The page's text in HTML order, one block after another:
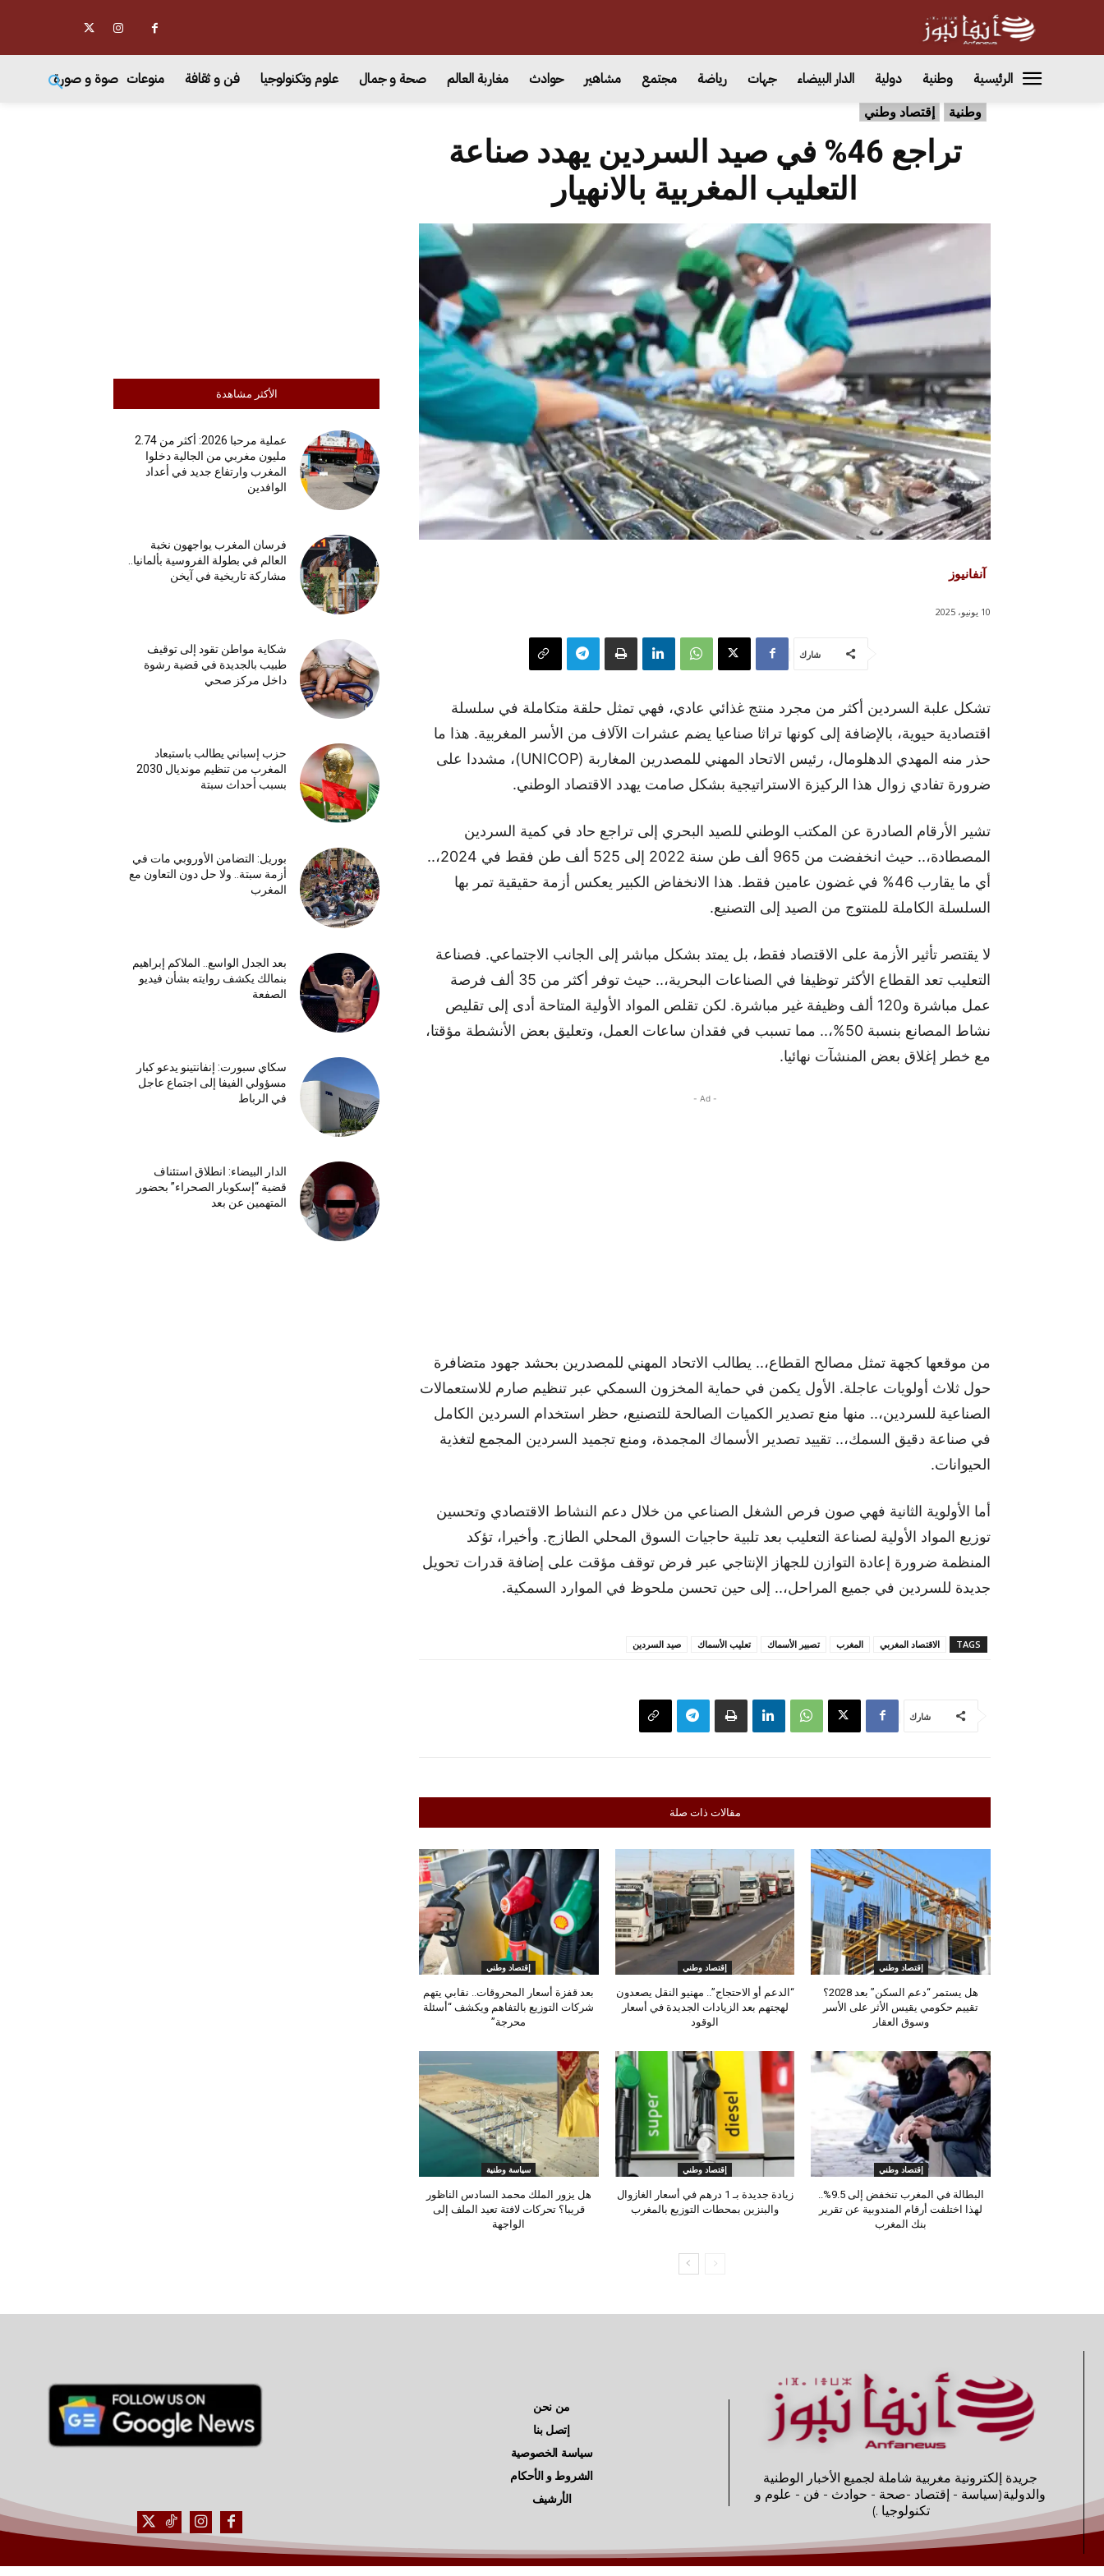
الرئيسية وطنية دولية الدار البيضاء جهات رياضة مجتمع مشاهير حوادث مغاربة العالم صحة و جمال علوم وتكنولوجيا فن و ثقافة منوعات صوة و صورة
وطنية إقتصاد وطني
الأكثر مشاهدة
عملية مرحبا 2026: أكثر من 2.74
مليون مغربي من الجالية دخلوا
المغرب وارتفاع جديد في أعداد
الوافدين
فرسان المغرب يواجهون نخبة
العالم في بطولة الفروسية بألمانيا..
مشاركة تاريخية في آيخن
شكاية مواطن تقود إلى توقيف
طبيب بالجديدة في قضية رشوة
داخل مركز صحي
حزب إسباني يطالب باستبعاد
المغرب من تنظيم مونديال 2030
بسبب أحداث سبتة
بوريل: التضامن الأوروبي مات في
أزمة سبتة.. ولا حل دون التعاون مع
المغرب
بعد الجدل الواسع.. الملاكم إبراهيم
بنمالك يكشف روايته بشأن فيديو
الصفعة
سكاي سبورت: إنفانتينو يدعو كبار
مسؤولي الفيفا إلى اجتماع عاجل
في الرباط
الدار البيضاء: انطلاق استئناف
قضية “إسكوبار الصحراء” بحضور
المتهمين عن بعد
تراجع 46% في صيد السردين يهدد صناعة
التعليب المغربية بالانهيار
آنفانيوز
10 يونيو، 2025
شارك
تشكل علبة السردين أكثر من مجرد منتج غذائي عادي، فهي تمثل حلقة متكاملة في سلسلة
اقتصادية حيوية، بالإضافة إلى كونها تراثا صناعيا يضم عشرات الآلاف من الأسر المغربية. هذا ما
حذر منه المهدي الدهلومال، رئيس الاتحاد المهني للمصدرين المغاربة (UNICOP)، مشددا على
ضرورة تفادي زوال هذا الركيزة الاستراتيجية بشكل صامت يهدد الاقتصاد الوطني.
تشير الأرقام الصادرة عن المكتب الوطني للصيد البحري إلى تراجع حاد في كمية السردين
المصطادة،.. حيث انخفضت من 965 ألف طن سنة 2022 إلى 525 ألف طن فقط في 2024،..
أي ما يقارب 46% في غضون عامين فقط. هذا الانخفاض الكبير يعكس أزمة حقيقية تمر بها
السلسلة الكاملة للمنتوج من الصيد إلى التصنيع.
لا يقتصر تأثير الأزمة على الاقتصاد فقط، بل يمتد بشكل مباشر إلى الجانب الاجتماعي. فصناعة
التعليب تعد القطاع الأكثر توظيفا في الصناعات البحرية،.. حيث توفر أكثر من 35 ألف فرصة
عمل مباشرة و120 ألف وظيفة غير مباشرة. لكن تقلص المواد الأولية المتاحة أدى إلى تقليص
نشاط المصانع بنسبة 50%،.. مما تسبب في فقدان ساعات العمل، وتعليق بعض الأنشطة مؤقتا،
مع خطر إغلاق بعض المنشآت نهائيا.
- Ad -
من موقعها كجهة تمثل مصالح القطاع،.. يطالب الاتحاد المهني للمصدرين بحشد جهود متضافرة
حول ثلاث أولويات عاجلة. الأول يكمن في حماية المخزون السمكي عبر تنظيم صارم للاستعمالات
الصناعية للسردين،.. منها منع تصدير الكميات الصالحة للتصنيع، حظر استخدام السردين الكامل
في صناعة دقيق السمك،.. تقييد تصدير الأسماك المجمدة، ومنع تجميد السردين المجمع لتغذية
الحيوانات.
أما الأولوية الثانية فهي صون فرص الشغل الصناعي من خلال دعم النشاط الاقتصادي وتحسين
توزيع المواد الأولية لصناعة التعليب بعد تلبية حاجيات السوق المحلي الطازج. وأخيرا، تؤكد
المنظمة ضرورة إعادة التوازن للجهاز الإنتاجي عبر فرض توقف مؤقت على إضافة قدرات تحويل
جديدة للسردين في جميع المراحل،.. إلى حين تحسن ملحوظ في الموارد السمكية.
TAGS الاقتصاد المغربي المغرب تصبير الأسماك تعليب الأسماك صيد السردين
شارك
مقالات ذات صلة
إقتصاد وطني
هل يستمر “دعم السكن” بعد 2028؟
تقييم حكومي يقيس الأثر على الأسر
وسوق العقار
إقتصاد وطني
“الدعم أو الاحتجاج”.. مهنيو النقل يصعدون
لهجتهم بعد الزيادات الجديدة في أسعار
الوقود
إقتصاد وطني
بعد قفزة أسعار المحروقات.. نقابي يتهم
شركات التوزيع بالتفاهم ويكشف “أسئلة
محرجة”
إقتصاد وطني
البطالة في المغرب تنخفض إلى 9.5%..
لهذا اختلفت أرقام المندوبية عن تقرير
بنك المغرب
إقتصاد وطني
زيادة جديدة بـ 1 درهم في أسعار الغازوال
والبنزين بمحطات التوزيع بالمغرب
سياسة وطنية
هل يزور الملك محمد السادس الناظور
قريبا؟ تحركات لافتة تعيد الملف إلى
الواجهة
جريدة إلكترونية مغربية شاملة لجميع الأخبار الوطنية
والدولية(سياسة - إقتصاد -صحة - حوادث - فن - علوم و
تكنولوجيا .)
من نحن
إتصل بنا
سياسة الخصوصية
الشروط و الأحكام
الأرشيف